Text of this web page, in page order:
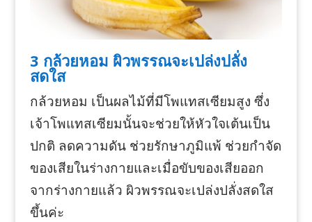
3 กล้วยหอม ผิวพรรณจะเปล่งปลั่ง
สดใส
กล้วยหอม เป็นผลไม้ที่มีโพแทสเซียมสูง ซึ่ง
เจ้าโพแทสเซียมนั้นจะช่วยให้หัวใจเต้นเป็น
ปกติ ลดความดัน ช่วยรักษาภูมิแพ้ ช่วยกำจัด
ของเสียในร่างกายและเมื่อขับของเสียออก
จากร่างกายแล้ว ผิวพรรณจะเปล่งปลั่งสดใส
ขึ้นค่ะ